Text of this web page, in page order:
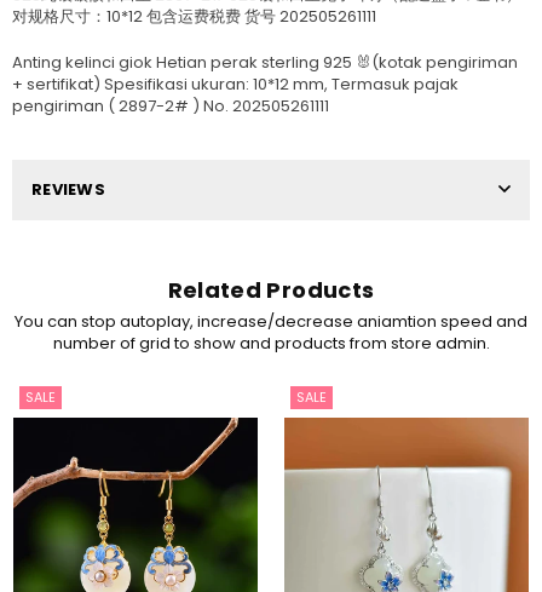
对规格尺寸：10*12 包含运费税费 货号 202505261111
Anting kelinci giok Hetian perak sterling 925 🐰(kotak pengiriman
+ sertifikat) Spesifikasi ukuran: 10*12 mm, Termasuk pajak
pengiriman ( 2897-2# ) No. 202505261111
REVIEWS
Related Products
You can stop autoplay, increase/decrease aniamtion speed and
number of grid to show and products from store admin.
SALE SALE